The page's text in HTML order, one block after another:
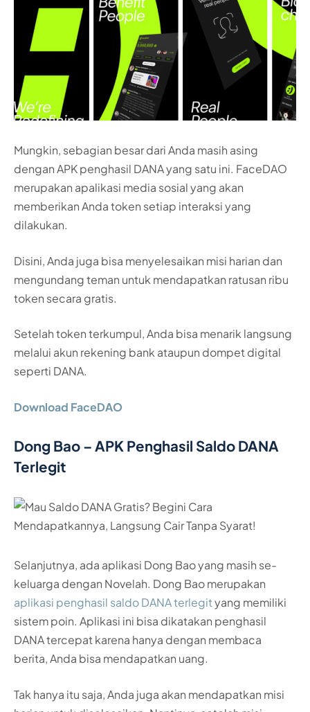
Mungkin, sebagian besar dari Anda masih asing
dengan APK penghasil DANA yang satu ini. FaceDAO
merupakan apalikasi media sosial yang akan
memberikan Anda token setiap interaksi yang
dilakukan.
Disini, Anda juga bisa menyelesaikan misi harian dan
mengundang teman untuk mendapatkan ratusan ribu
token secara gratis.
Setelah token terkumpul, Anda bisa menarik langsung
melalui akun rekening bank ataupun dompet digital
seperti DANA.
Download FaceDAO
Dong Bao – APK Penghasil Saldo DANA
Terlegit
Selanjutnya, ada aplikasi Dong Bao yang masih se-
keluarga dengan Novelah. Dong Bao merupakan
aplikasi penghasil saldo DANA terlegityang memiliki
sistem poin. Aplikasi ini bisa dikatakan penghasil
DANA tercepat karena hanya dengan membaca
berita, Anda bisa mendapatkan uang.
Tak hanya itu saja, Anda juga akan mendapatkan misi